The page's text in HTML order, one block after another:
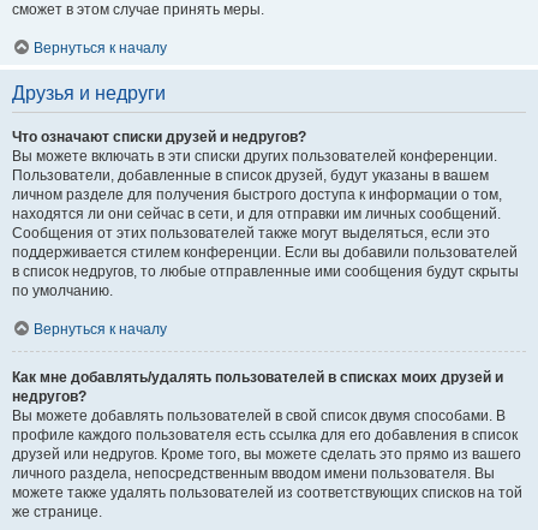
сможет в этом случае принять меры.
Вернуться к началу
Друзья и недруги
Что означают списки друзей и недругов?
Вы можете включать в эти списки других пользователей конференции.
Пользователи, добавленные в список друзей, будут указаны в вашем
личном разделе для получения быстрого доступа к информации о том,
находятся ли они сейчас в сети, и для отправки им личных сообщений.
Сообщения от этих пользователей также могут выделяться, если это
поддерживается стилем конференции. Если вы добавили пользователей
в список недругов, то любые отправленные ими сообщения будут скрыты
по умолчанию.
Вернуться к началу
Как мне добавлять/удалять пользователей в списках моих друзей и
недругов?
Вы можете добавлять пользователей в свой список двумя способами. В
профиле каждого пользователя есть ссылка для его добавления в список
друзей или недругов. Кроме того, вы можете сделать это прямо из вашего
личного раздела, непосредственным вводом имени пользователя. Вы
можете также удалять пользователей из соответствующих списков на той
же странице.